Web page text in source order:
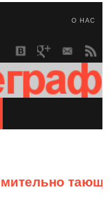
О НАС